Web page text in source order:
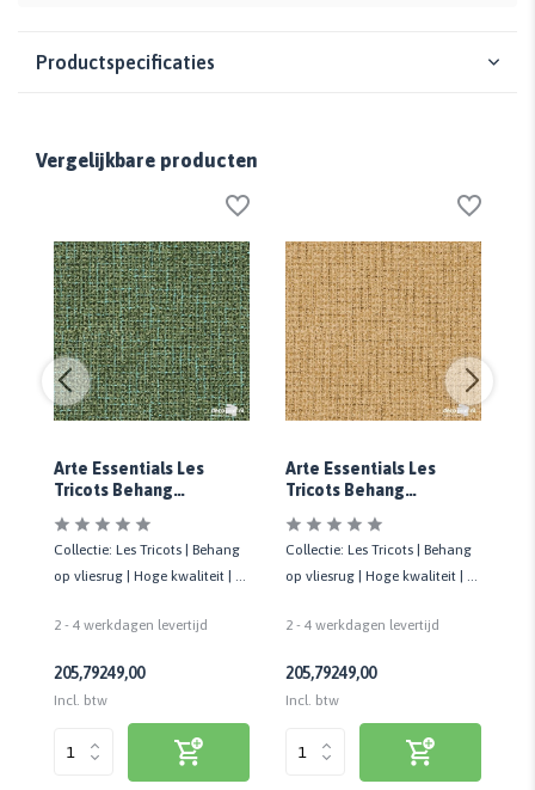
Productspecificaties
Vergelijkbare producten
Arte Essentials Les
Tricots Behang
Collectie: Les Tricots | Behang
op vliesrug | Hoge kwaliteit | 1
2 - 4 werkdagen levertijd
205,79249,00
Incl. btw
Arte Essentials Les
Tricots Behang
Collectie: Les Tricots | Behang
op vliesrug | Hoge kwaliteit | 1
2 - 4 werkdagen levertijd
205,79249,00
Incl. btw